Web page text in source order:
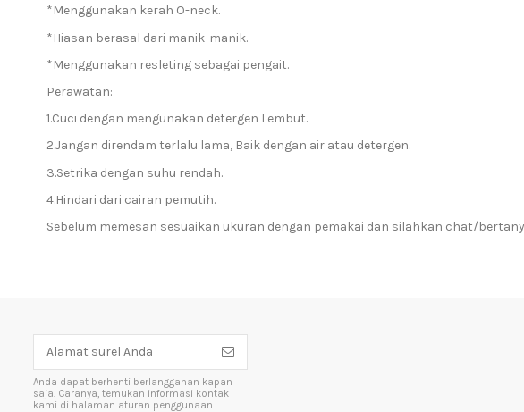
*Menggunakan kerah O-neck.
*Hiasan berasal dari manik-manik.
*Menggunakan resleting sebagai pengait.
Perawatan:
1.Cuci dengan mengunakan detergen Lembut.
2.Jangan direndam terlalu lama, Baik dengan air atau detergen.
3.Setrika dengan suhu rendah.
4.Hindari dari cairan pemutih.
Sebelum memesan sesuaikan ukuran dengan pemakai dan silahkan chat/
Anda dapat berhenti berlangganan kapan
saja. Caranya, temukan informasi kontak
kami di halaman aturan penggunaan.